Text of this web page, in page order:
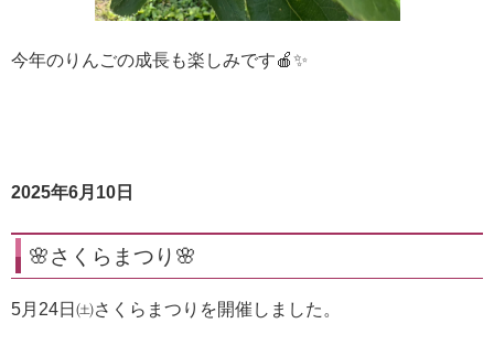
今年のりんごの成長も楽しみです🍎✨
2025年6月10日
🌸さくらまつり🌸
5月24日㈯さくらまつりを開催しました。